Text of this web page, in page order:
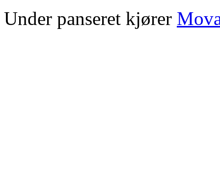
Under panseret kjører